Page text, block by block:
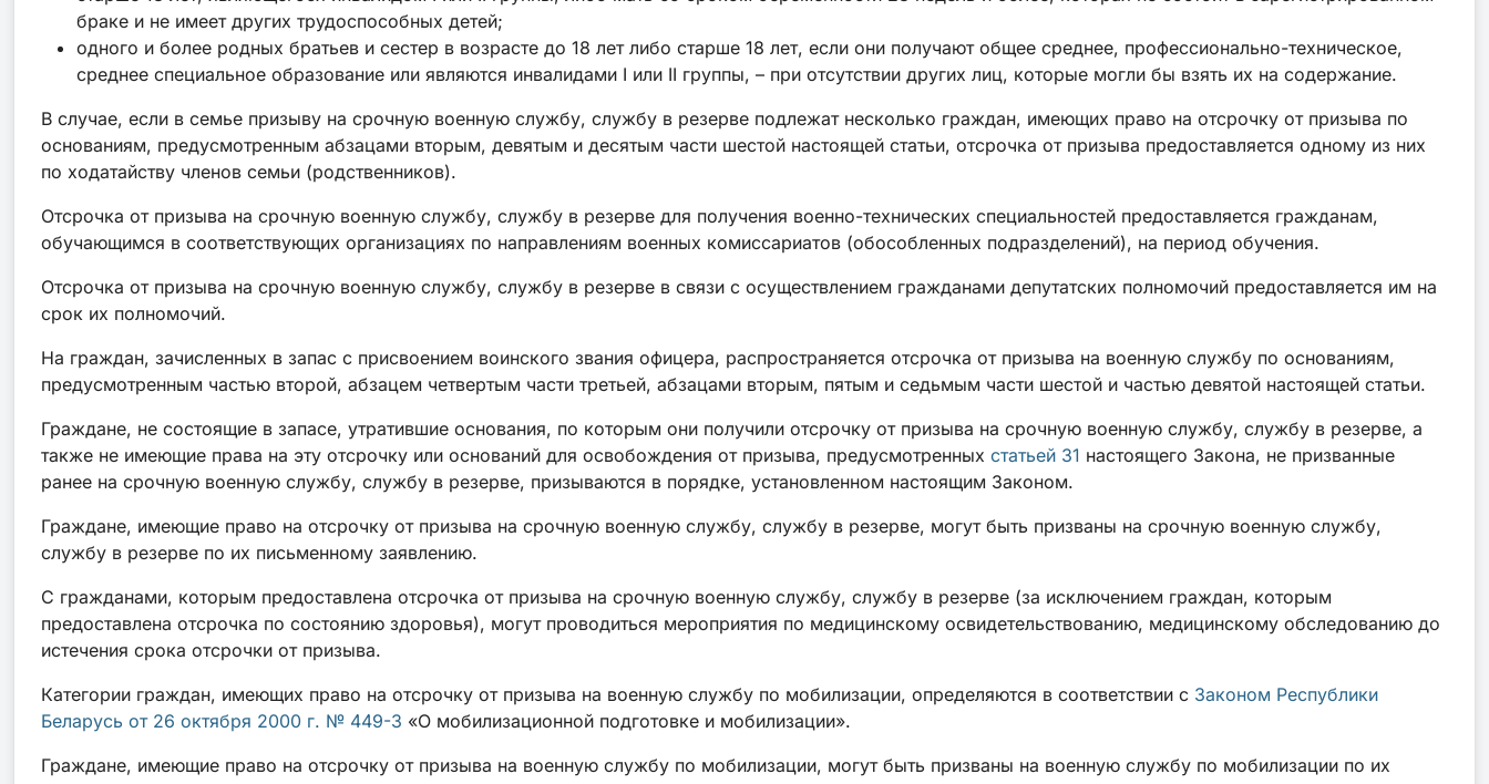
браке и не имеет других трудоспособных детей;
одного и более родных братьев и сестер в возрасте до 18 лет либо старше 18 лет, если они получают общее среднее, профессионально-техническое,
среднее специальное образование или являются инвалидами I или II группы, – при отсутствии других лиц, которые могли бы взять их на содержание.
В случае, если в семье призыву на срочную военную службу, службу в резерве подлежат несколько граждан, имеющих право на отсрочку от призыва по
основаниям, предусмотренным абзацами вторым, девятым и десятым части шестой настоящей статьи, отсрочка от призыва предоставляется одному из них
по ходатайству членов семьи (родственников).
Отсрочка от призыва на срочную военную службу, службу в резерве для получения военно-технических специальностей предоставляется гражданам,
обучающимся в соответствующих организациях по направлениям военных комиссариатов (обособленных подразделений), на период обучения.
Отсрочка от призыва на срочную военную службу, службу в резерве в связи с осуществлением гражданами депутатских полномочий предоставляется им на
срок их полномочий.
На граждан, зачисленных в запас с присвоением воинского звания офицера, распространяется отсрочка от призыва на военную службу по основаниям,
предусмотренным частью второй, абзацем четвертым части третьей, абзацами вторым, пятым и седьмым части шестой и частью девятой настоящей статьи.
Граждане, не состоящие в запасе, утратившие основания, по которым они получили отсрочку от призыва на срочную военную службу, службу в резерве, а
также не имеющие права на эту отсрочку или оснований для освобождения от призыва, предусмотренных статьей 31 настоящего Закона, не призванные
ранее на срочную военную службу, службу в резерве, призываются в порядке, установленном настоящим Законом.
Граждане, имеющие право на отсрочку от призыва на срочную военную службу, службу в резерве, могут быть призваны на срочную военную службу,
службу в резерве по их письменному заявлению.
С гражданами, которым предоставлена отсрочка от призыва на срочную военную службу, службу в резерве (за исключением граждан, которым
предоставлена отсрочка по состоянию здоровья), могут проводиться мероприятия по медицинскому освидетельствованию, медицинскому обследованию до
истечения срока отсрочки от призыва.
Категории граждан, имеющих право на отсрочку от призыва на военную службу по мобилизации, определяются в соответствии с Законом Республики
Беларусь от 26 октября 2000 г. № 449-З «О мобилизационной подготовке и мобилизации».
Граждане, имеющие право на отсрочку от призыва на военную службу по мобилизации, могут быть призваны на военную службу по мобилизации по их